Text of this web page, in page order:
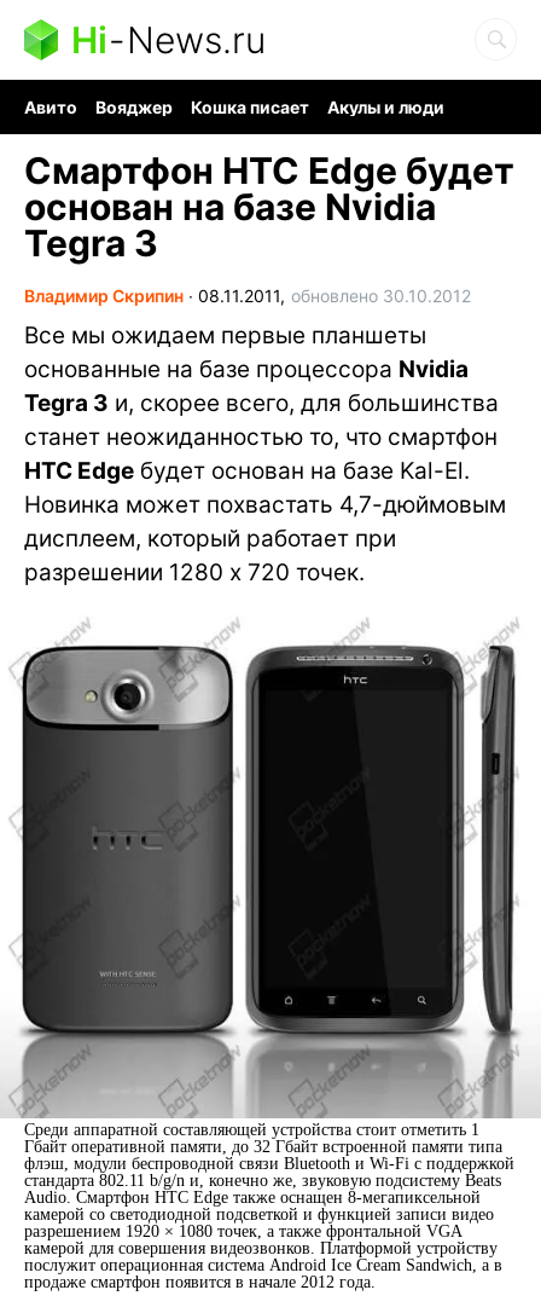
Hi-News.ru
Авито Вояджер Кошка писает
Акулы и люди
Смартфон HTC Edge будет
основан на базе Nvidia
Tegra 3
Владимир Скрипин ∙ 08.11.2011, обновлено 30.10.2012
Все мы ожидаем первые планшеты
основанные на базе процессора Nvidia
Tegra 3 и, скорее всего, для большинства
станет неожиданностью то, что смартфон
HTC Edge будет основан на базе Kal-El.
Новинка может похвастать 4,7-дюймовым
дисплеем, который работает при
разрешении 1280 x 720 точек.
Среди аппаратной составляющей устройства стоит отметить 1
Гбайт оперативной памяти, до 32 Гбайт встроенной памяти типа
флэш, модули беспроводной связи Bluetooth и Wi-Fi с поддержкой
стандарта 802.11 b/g/n и, конечно же, звуковую подсистему Beats
Audio. Смартфон HTC Edge также оснащен 8-мегапиксельной
камерой со светодиодной подсветкой и функцией записи видео
разрешением 1920 × 1080 точек, а также фронтальной VGA
камерой для совершения видеозвонков. Платформой устройству
послужит операционная система Android Ice Cream Sandwich, а в
продаже смартфон появится в начале 2012 года.